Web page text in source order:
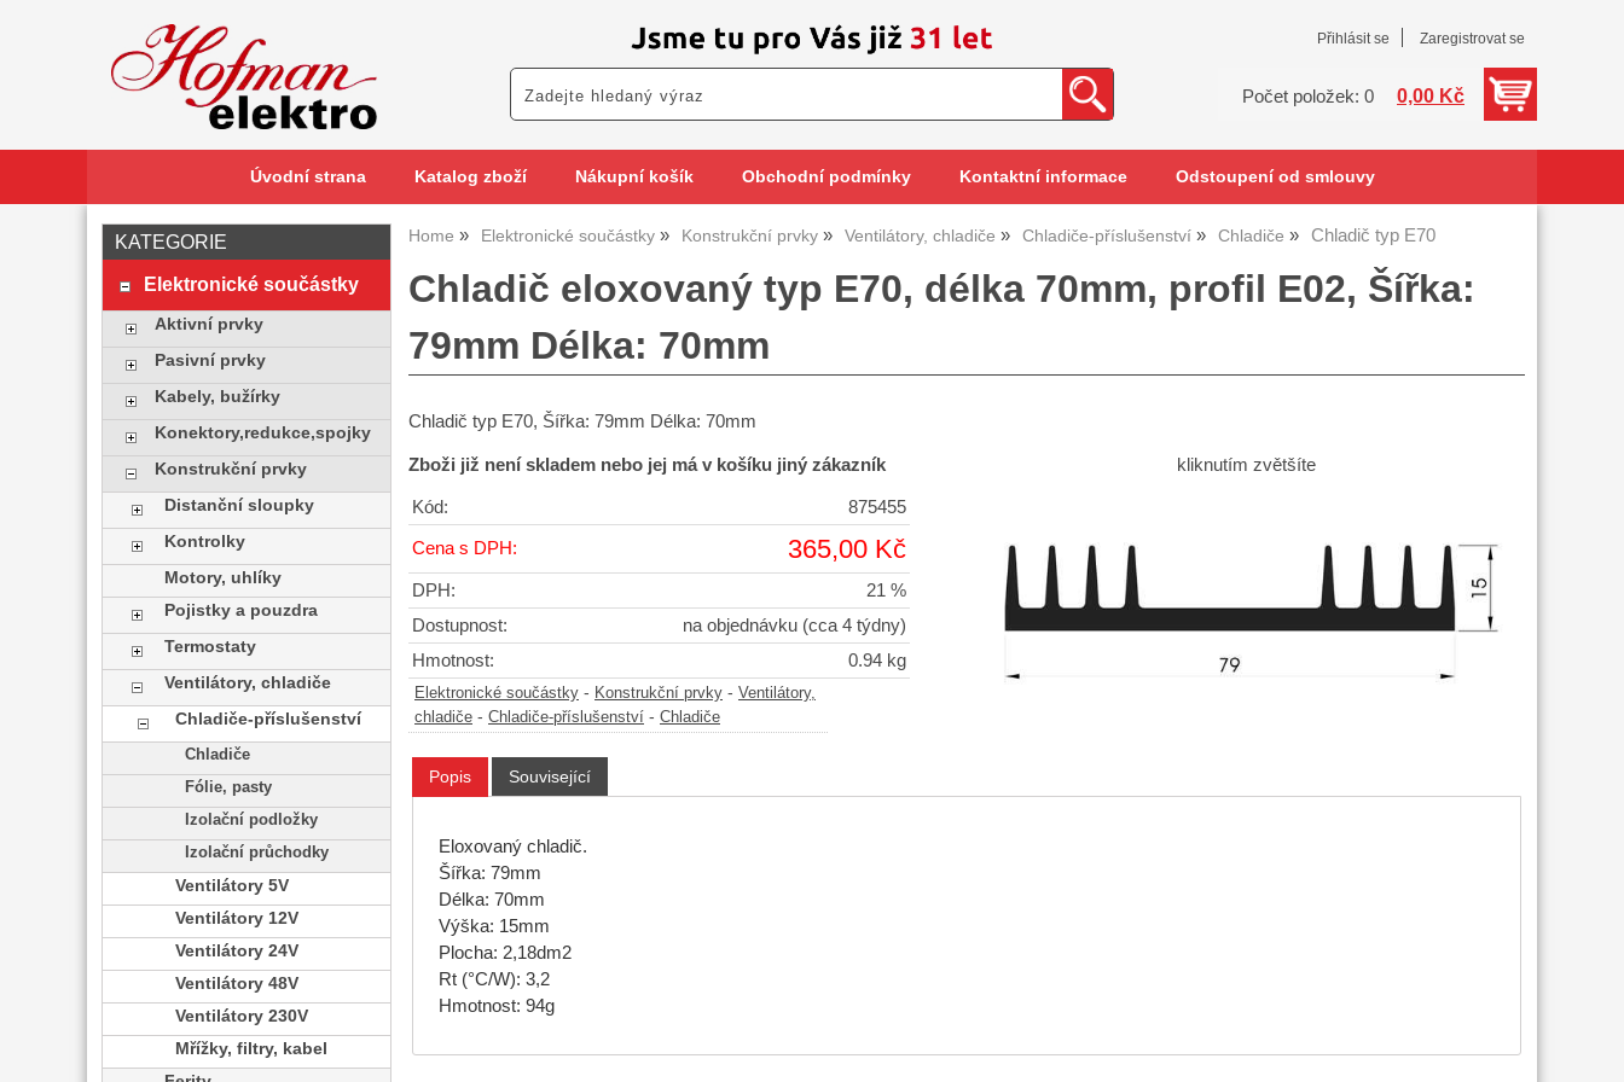
Přihlásit se Zaregistrovat se
Počet položek: 0 0,00 Kč
Úvodní strana Katalog zboží Nákupní košík Obchodní podmínky Kontaktní informace Odstoupení od smlouvy
Home Elektronické součástky Konstrukční prvky Ventilátory, chladiče Chladiče-příslušenství Chladiče Chladič typ E70
Chladič eloxovaný typ E70, délka 70mm, profil E02, Šířka:
79mm Délka: 70mm
Chladič typ E70, Šířka: 79mm Délka: 70mm
kliknutím zvětšíte
Zboži již není skladem nebo jej má v košíku jiný zákazník
Kód: 875455
Cena s DPH: 365,00 Kč
DPH:
21 %
Dostupnost:
na objednávku (cca 4 týdny)
Hmotnost:
0.94 kg
Elektronické součástky - Konstrukční prvky - Ventilátory,
chladiče - Chladiče-příslušenství - Chladiče
Popis Související
Eloxovaný chladič.
Šířka: 79mm
Délka: 70mm
Výška: 15mm
Plocha: 2,18dm2
Rt (°C/W): 3,2
Hmotnost: 94g
KATEGORIE
Elektronické součástky
Aktivní prvky
Pasivní prvky
Kabely, bužírky
Konektory,redukce,spojky
Konstrukční prvky
Distanční sloupky
Kontrolky
Motory, uhlíky
Pojistky a pouzdra
Termostaty
Ventilátory, chladiče
Chladiče-příslušenství
Chladiče
Fólie, pasty
Izolační podložky
Izolační průchodky
Ventilátory 5V
Ventilátory 12V
Ventilátory 24V
Ventilátory 48V
Ventilátory 230V
Mřížky, filtry, kabel